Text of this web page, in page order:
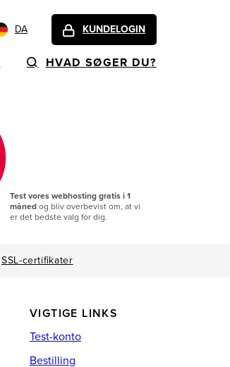
DA KUNDELOGIN
HVAD SØGER DU?
Test vores webhosting gratis i 1
måned og bliv overbevist om, at vi
er det bedste valg for dig.
SSL-certifikater
VIGTIGE LINKS
Test-konto
Bestilling